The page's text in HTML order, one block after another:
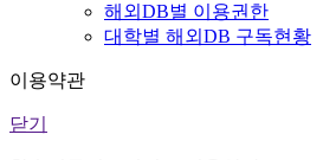
해외DB별 이용권한
대학별 해외DB 구독현황
이용약관
닫기